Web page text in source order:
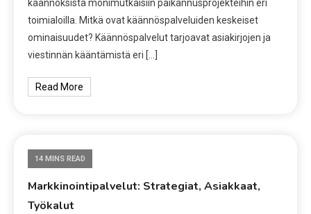
käännöksistä monimutkaisiin paikannusprojekteihin eri
toimialoilla. Mitkä ovat käännöspalveluiden keskeiset
ominaisuudet? Käännöspalvelut tarjoavat asiakirjojen ja
viestinnän kääntämistä eri […]
Read More
14 MINS READ
Markkinointipalvelut: Strategiat, Asiakkaat,
Työkalut